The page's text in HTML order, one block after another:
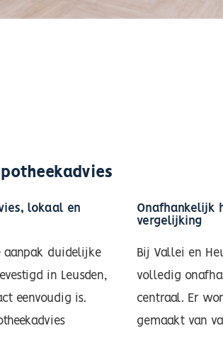
lokaal en
aanpak duidelijke
in Leusden,
eenvoudig is.
Onafhankelijk
vergelijking
Bij Vallei en
volledig
centraal. Er
gemaakt van